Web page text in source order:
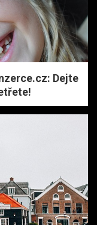
Dejte